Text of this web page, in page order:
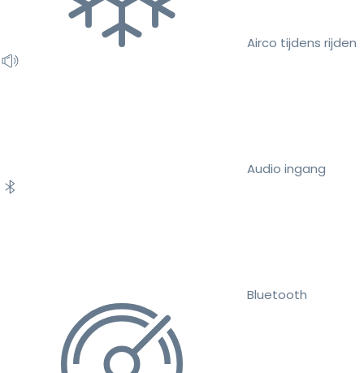
Airco tijdens rijden
Audio ingang
Bluetooth